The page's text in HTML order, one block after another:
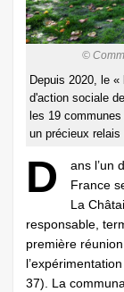
©
Depuis 2020, le
d'action sociale
les 19
un précieux
D
ans l’un
France
La
responsable,
première
37). La